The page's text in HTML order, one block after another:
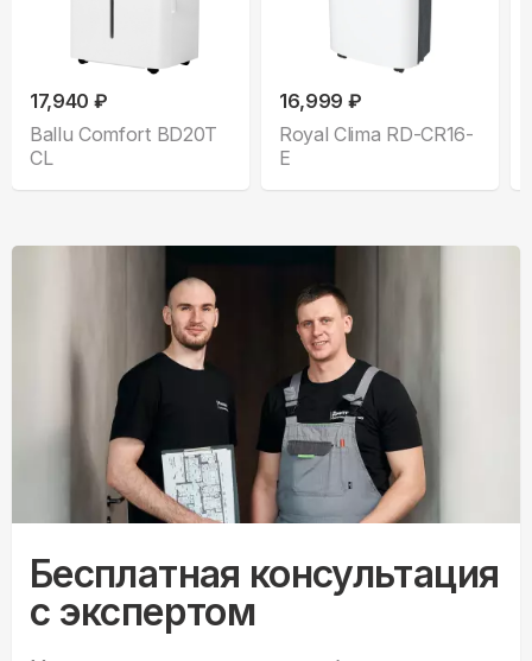
17,940 ₽
Ballu Comfort BD20T
CL
16,999 ₽
Royal Clima RD-CR16-
E
Бесплатная консультация
с экспертом